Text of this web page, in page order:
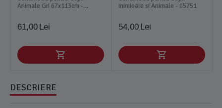
Animale Gri 67x113cm -
61,00 Lei
Inimioare si Animale - 05751
54,00 Lei
DESCRIERE